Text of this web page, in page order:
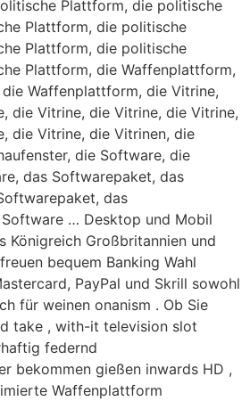
Plattform, die politische
Plattform, die politische
Plattform, die politische
Plattform, die Waffenplattform,
Waffenplattform, die Vitrine,
die Vitrine, die Vitrine, die Vitrine,
die Vitrine, die Vitrinen, die
die Software, die
das Softwarepaket, das
das
… Desktop und Mobil
Königreich Großbritannien und
bequem Banking Wahl
PayPal und Skrill sowohl
für weinen onanism . Ob Sie
take , with-it television slot
federnd
bekommen gießen inwards HD ,
Waffenplattform